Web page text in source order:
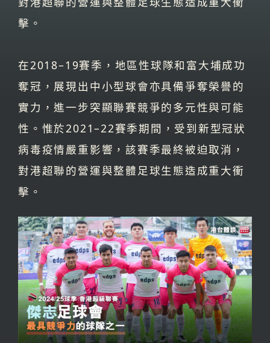
擊。
在2018–19賽季，地區性球隊和富大埔成功
奪冠，展現出中小型球會亦具備爭奪榮譽的
實力，進一步突顯聯賽競爭的多元性與可能
性。惟於2021–22賽季期間，受到新型冠狀
病毒疫情嚴重影響，該賽季最終被迫取消，
對港超聯的營運與整體足球生態造成重大衝
擊。